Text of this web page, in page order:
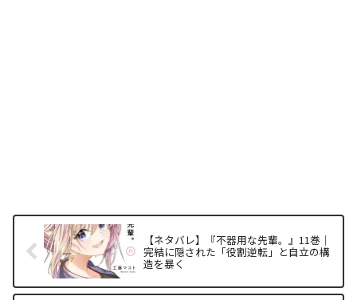
【ネタバレ】『不器用な先輩。』11巻｜
完結に隠された「役割逆転」と自立の構
造を暴く